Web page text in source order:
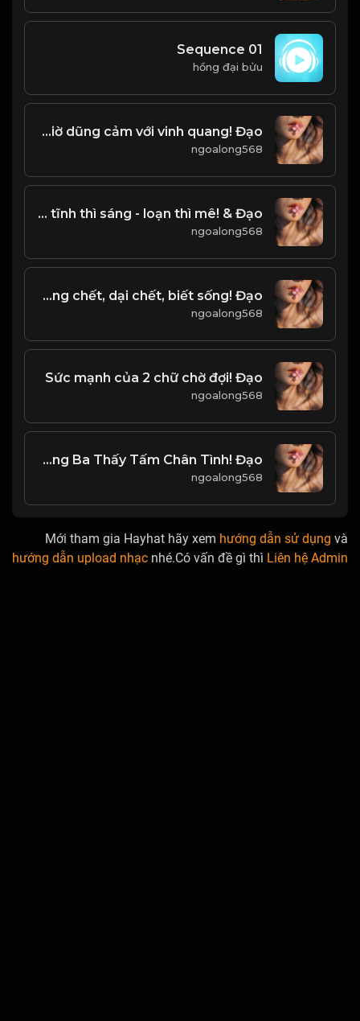
Sequence 01
hồng đại bửu
trí giả chân chính, không bao giờ dũng cảm với vinh quang! Đạo
ngoalong568
Tâm như bàn cờ, tĩnh thì sáng - loạn thì mê! & Đạo
ngoalong568
Không chết, dại chết, biết sống! Đạo
ngoalong568
Sức mạnh của 2 chữ chờ đợi! Đạo
ngoalong568
Phong Ba Thấy Tấm Chân Tình! Đạo
ngoalong568
Mới tham gia Hayhat hãy xem hướng dẫn sử dụng và
hướng dẫn upload nhạc nhé.Có vấn đề gì thì Liên hệ Admin